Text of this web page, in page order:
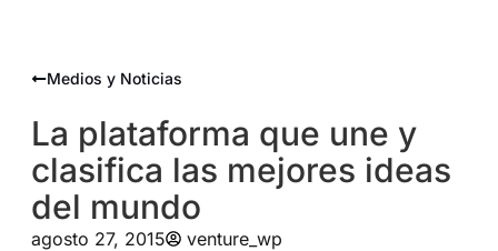
Medios y Noticias
La plataforma que une y
clasifica las mejores ideas
del mundo
agosto 27, 2015 venture_wp